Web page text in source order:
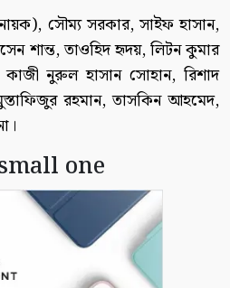
সৌম্য সরকার, সাইফ হাসান,
শান্ত, তাওহিদ হৃদয়, লিটন কুমার
নুরুল হাসান সোহান, রিশাদ
রহমান, তাসকিন আহমেদ,
one